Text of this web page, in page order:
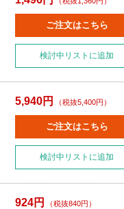
ご注文はこちら
検討中リストに追加
5,940円 （税抜5,400円）
ご注文はこちら
検討中リストに追加
924円 （税抜840円）